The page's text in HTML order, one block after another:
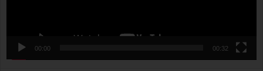
00:00 00:32